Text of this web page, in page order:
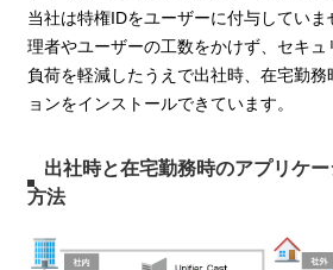
当社は特権IDをユーザーに付与してい
理者やユーザーの工数をかけず、セキ
負荷を軽減したうえで出社時、在宅勤
ョンをインストールできています。
出社時と在宅勤務時のアプリケ
方法